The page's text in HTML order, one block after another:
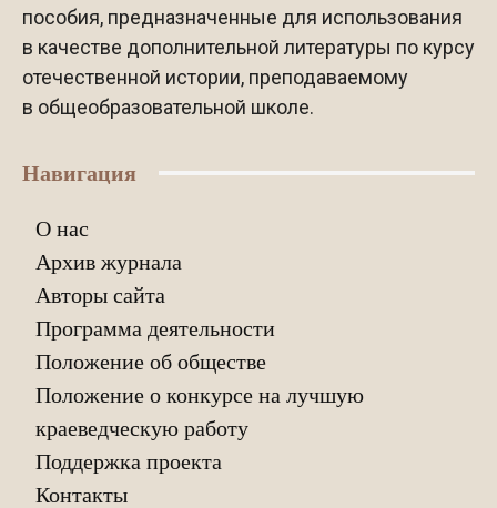
пособия, предназначенные для использования
в качестве дополнительной литературы по курсу
отечественной истории, преподаваемому
в общеобразовательной школе.
Навигация
О нас
Архив журнала
Авторы сайта
Программа деятельности
Положение об обществе
Положение о конкурсе на лучшую
краеведческую работу
Поддержка проекта
Контакты